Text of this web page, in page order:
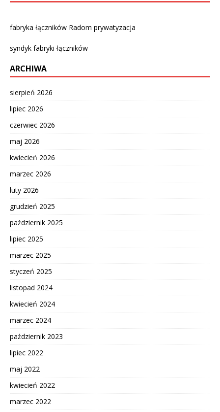
fabryka łączników Radom prywatyzacja
syndyk fabryki łączników
ARCHIWA
sierpień 2026
lipiec 2026
czerwiec 2026
maj 2026
kwiecień 2026
marzec 2026
luty 2026
grudzień 2025
październik 2025
lipiec 2025
marzec 2025
styczeń 2025
listopad 2024
kwiecień 2024
marzec 2024
październik 2023
lipiec 2022
maj 2022
kwiecień 2022
marzec 2022